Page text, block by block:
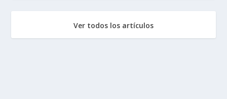
Ver todos los artículos